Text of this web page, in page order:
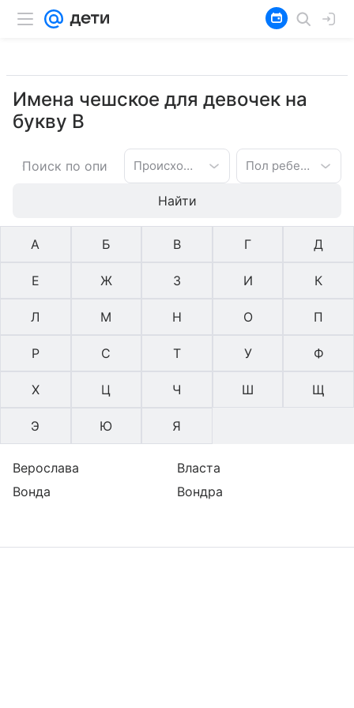
Имена чешское для девочек на
букву В
Происхождение имени Пол ребенка
Найти
А Б В Г Д
Е Ж З И К
Л М Н О П
Р С Т У Ф
Х Ц Ч Ш Щ
Э Ю Я
Верослава
Власта
Вонда
Вондра